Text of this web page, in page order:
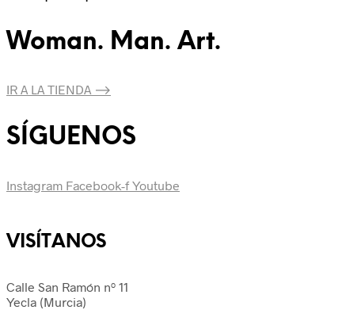
Woman. Man. Art.
IR A LA TIENDA ⟶
SÍGUENOS
Instagram Facebook-f Youtube
VISÍTANOS
Calle San Ramón nº 11
Yecla (Murcia)